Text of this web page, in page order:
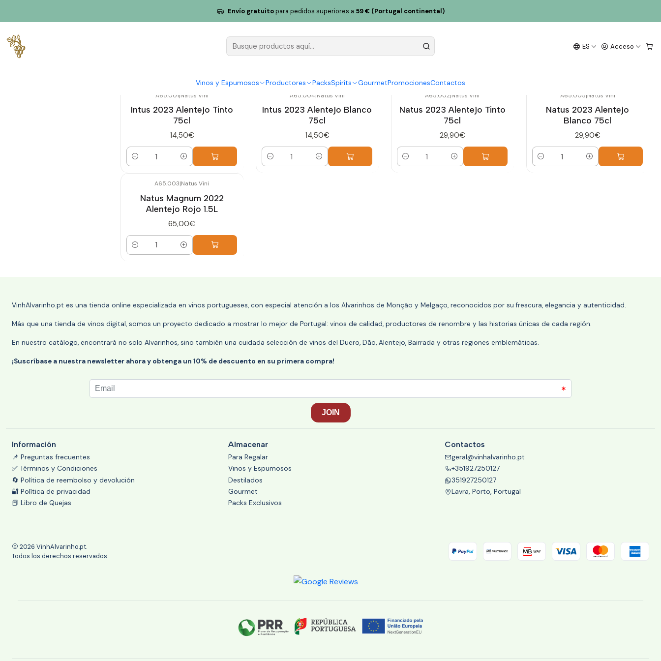
ES Acceso
Vinos y Espumosos Productores PacksSpirits GourmetPromocionesContactos
Envío gratuitopara pedidos superiores a 59 € (Portugal continental)
Natus Vini
A65.001|Natus Vini
Intus 2023 Alentejo Tinto
75cl
14,50€
Cantidad
A65.004|Natus Vini
Intus 2023 Alentejo Blanco
75cl
14,50€
Cantidad
A65.002|Natus Vini
Natus 2023 Alentejo Tinto
75cl
29,90€
Cantidad
A65.005|Natus Vini
Natus 2023 Alentejo
Blanco 75cl
29,90€
Cantidad
A65.003|Natus Vini
Natus Magnum 2022
Alentejo Rojo 1.5L
65,00€
Cantidad
VinhAlvarinho.pt es una tienda online especializada en vinos portugueses, con especial atención a los Alvarinhos de Monção y Melgaço, reconocidos por su frescura, elegancia y autenticidad.
Más que una tienda de vinos digital, somos un proyecto dedicado a mostrar lo mejor de Portugal: vinos de calidad, productores de renombre y las historias únicas de cada región.
En nuestro catálogo, encontrará no solo Alvarinhos, sino también una cuidada selección de vinos del Duero, Dão, Alentejo, Bairrada y otras regiones emblemáticas.
¡Suscríbase a nuestra newsletter ahora y obtenga un 10% de descuento en su primera compra!
Información
📌 Preguntas frecuentes
✅ Términos y Condiciones
🔄 Política de reembolso y devolución
🔐 Política de privacidad
📕 Libro de Quejas
Almacenar
Para Regalar
Vinos y Espumosos
Destilados
Gourmet
Packs Exclusivos
Contactos
geral@vinhalvarinho.pt
+351927250127
351927250127
Lavra, Porto, Portugal
2026 VinhAlvarinho.pt.
Todos los derechos reservados.